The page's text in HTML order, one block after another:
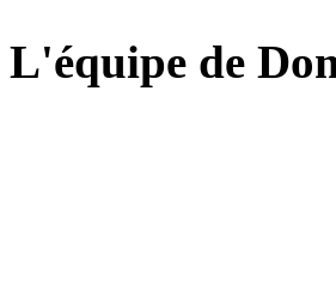
L'équipe de